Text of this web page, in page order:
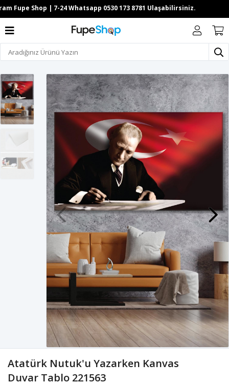
Atatürk Nutuk'u Yazarken Kanvas
Duvar Tablo 221563